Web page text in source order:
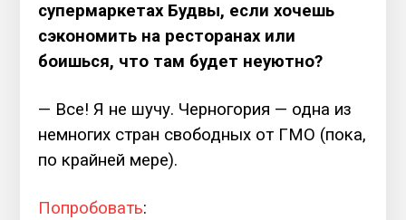
супермаркетах Будвы, если хочешь
сэкономить на ресторанах или
боишься, что там будет неуютно?
— Все! Я не шучу. Черногория — одна из
немногих стран свободных от ГМО (пока,
по крайней мере).
Попробовать: